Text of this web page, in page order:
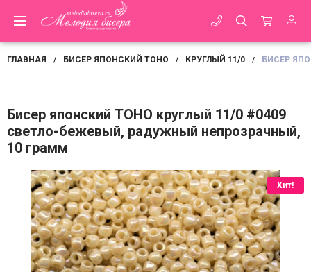
ГЛАВНАЯ / БИСЕР ЯПОНСКИЙ TOHO / КРУГЛЫЙ 11/0 / БИСЕР
Бисер японский TOHO круглый 11/0 #0409
светло-бежевый, радужный непрозрачный,
10 грамм
Хит!